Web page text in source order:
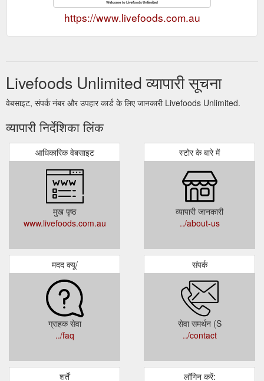
https://www.livefoods.com.au
Livefoods Unlimited व्यापारी सूचना
वेबसाइट, संपर्क नंबर और उपहार कार्ड के लिए जानकारी Livefoods Unlimited.
व्यापारी निर्देशिका लिंक
आधिकारिक वेबसाइट
मुख पृष्ठ
www.livefoods.com.au
स्टोर के बारे में
व्यापारी जानकारी
../about-us
मदद क्यू/
ग्राहक सेवा
../faq
संपर्क
सेवा समर्थन (S
../contact
शर्तें लॉगिन करें: